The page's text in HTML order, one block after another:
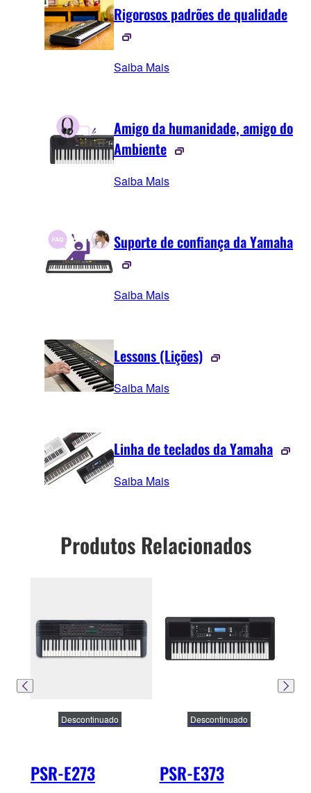
Rigorosos padrões de qualidade
Saiba Mais
Amigo da humanidade, amigo do
Ambiente
Saiba Mais
Suporte de confiança da Yamaha
Saiba Mais
Lessons (Lições)
Saiba Mais
Linha de teclados da Yamaha
Saiba Mais
Produtos Relacionados
PSR-E273
Descontinuado
PSR-E373
Descontinuado